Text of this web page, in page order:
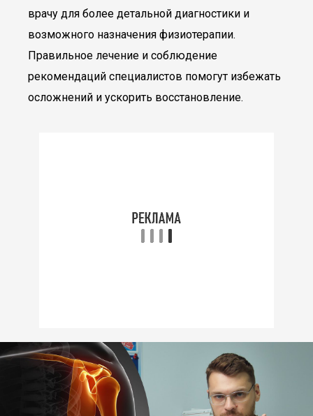
врачу для более детальной диагностики и
возможного назначения физиотерапии.
Правильное лечение и соблюдение
рекомендаций специалистов помогут избежать
осложнений и ускорить восстановление.